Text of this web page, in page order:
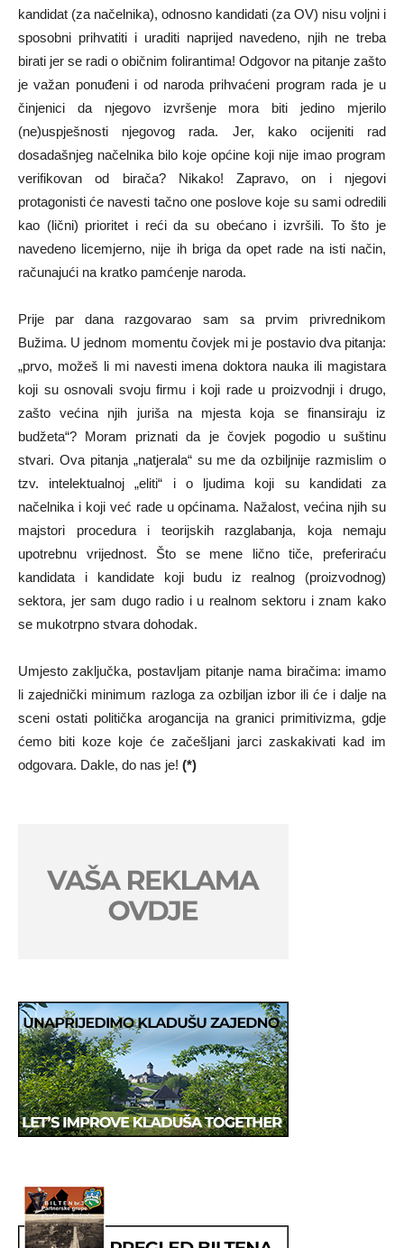
kandidat (za načelnika), odnosno kandidati (za OV) nisu voljni i
sposobni prihvatiti i uraditi naprijed navedeno, njih ne treba
birati jer se radi o običnim folirantima! Odgovor na pitanje zašto
je važan ponuđeni i od naroda prihvaćeni program rada je u
činjenici da njegovo izvršenje mora biti jedino mjerilo
(ne)uspješnosti njegovog rada. Jer, kako ocijeniti rad
dosadašnjeg načelnika bilo koje općine koji nije imao program
verifikovan od birača? Nikako! Zapravo, on i njegovi
protagonisti će navesti tačno one poslove koje su sami odredili
kao (lični) prioritet i reći da su obećano i izvršili. To što je
navedeno licemjerno, nije ih briga da opet rade na isti način,
računajući na kratko pamćenje naroda.
Prije par dana razgovarao sam sa prvim privrednikom
Bužima. U jednom momentu čovjek mi je postavio dva pitanja:
„prvo, možeš li mi navesti imena doktora nauka ili magistara
koji su osnovali svoju firmu i koji rade u proizvodnji i drugo,
zašto većina njih juriša na mjesta koja se finansiraju iz
budžeta“? Moram priznati da je čovjek pogodio u suštinu
stvari. Ova pitanja „natjerala“ su me da ozbiljnije razmislim o
tzv. intelektualnoj „eliti“ i o ljudima koji su kandidati za
načelnika i koji već rade u općinama. Nažalost, većina njih su
majstori procedura i teorijskih razglabanja, koja nemaju
upotrebnu vrijednost. Što se mene lično tiče, preferiraću
kandidata i kandidate koji budu iz realnog (proizvodnog)
sektora, jer sam dugo radio i u realnom sektoru i znam kako
se mukotrpno stvara dohodak.
Umjesto zaključka, postavljam pitanje nama biračima: imamo
li zajednički minimum razloga za ozbiljan izbor ili će i dalje na
sceni ostati politička arogancija na granici primitivizma, gdje
ćemo biti koze koje će začešljani jarci zaskakivati kad im
odgovara. Dakle, do nas je! (*)